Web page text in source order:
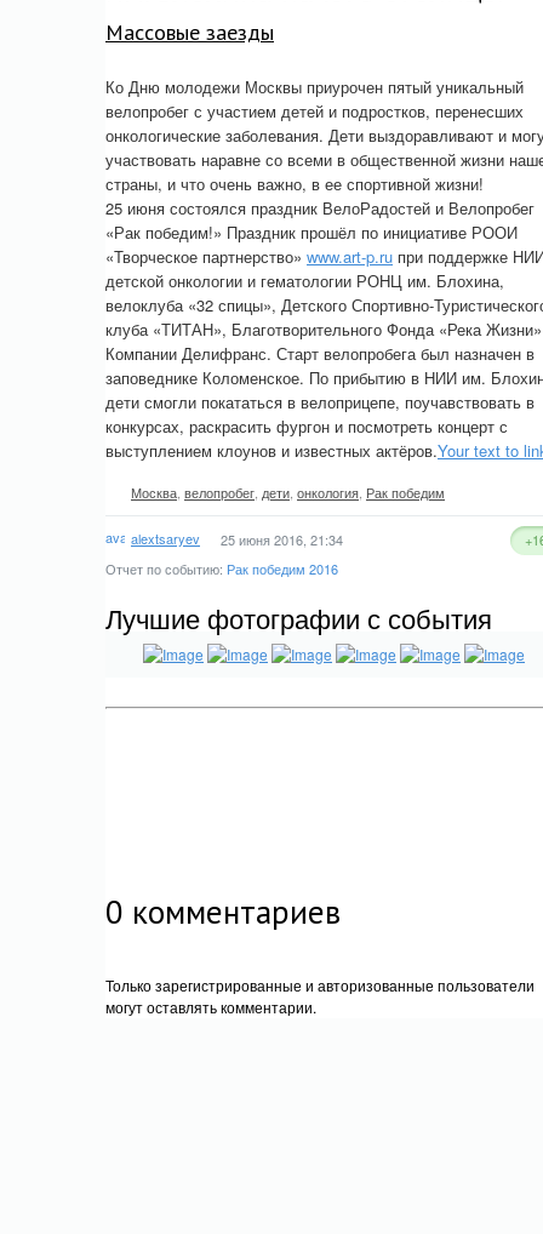
Массовые заезды
Ко Дню молодежи Москвы приурочен пятый уникальный
велопробег с участием детей и подростков, перенесших
онкологические заболевания. Дети выздоравливают и
участвовать наравне со всеми в общественной жизни
страны, и что очень важно, в ее спортивной жизни!
25 июня состоялся праздник ВелоРадостей и Велопробег
«Рак победим!» Праздник прошёл по инициативе РООИ
«Творческое партнерство» www.art-p.ru при поддержке
детской онкологии и гематологии РОНЦ им. Блохина,
велоклуба «32 спицы», Детского Спортивно-
клуба «ТИТАН», Благотворительного Фонда «Река
Компании Делифранс. Старт велопробега был назначен в
заповеднике Коломенское. По прибытию в НИИ им.
дети смогли покататься в велоприцепе, поучавствовать в
конкурсах, раскрасить фургон и посмотреть концерт с
выступлением клоунов и известных актёров.Your text to
Москва велопробег дети онкология Рак победим
alextsaryev 25 июня 2016, 21:34
Отчет по событию: Рак победим 2016
Лучшие фотографии с события
0 комментариев
Только зарегистрированные и авторизованные пользователи
могут оставлять комментарии.